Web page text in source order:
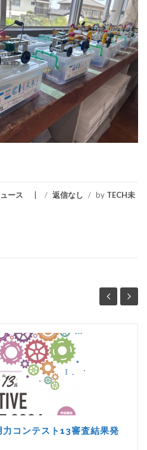
ース / 返信なし / by TECH未
コンテスト13審査結果発